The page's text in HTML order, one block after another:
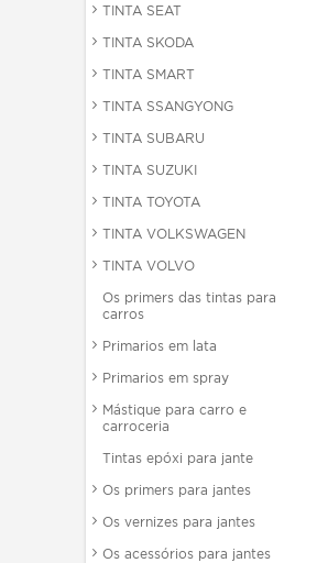
TINTA SEAT
TINTA SKODA
TINTA SMART
TINTA SSANGYONG
TINTA SUBARU
TINTA SUZUKI
TINTA TOYOTA
TINTA VOLKSWAGEN
TINTA VOLVO
Os primers das tintas para
carros
Primarios em lata
Primarios em spray
Mástique para carro e
carroceria
Tintas epóxi para jante
Os primers para jantes
Os vernizes para jantes
Os acessórios para jantes